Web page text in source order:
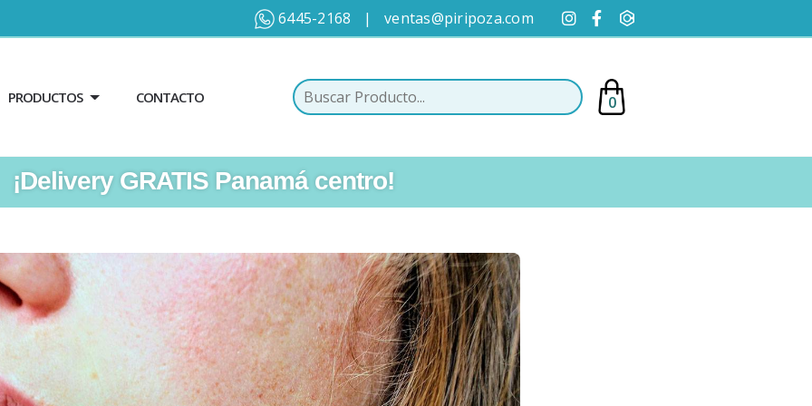
6445-2168 | ventas@piripoza.com
PRODUCTOS CONTACTO 0
¡Delivery GRATIS Panamá centro!